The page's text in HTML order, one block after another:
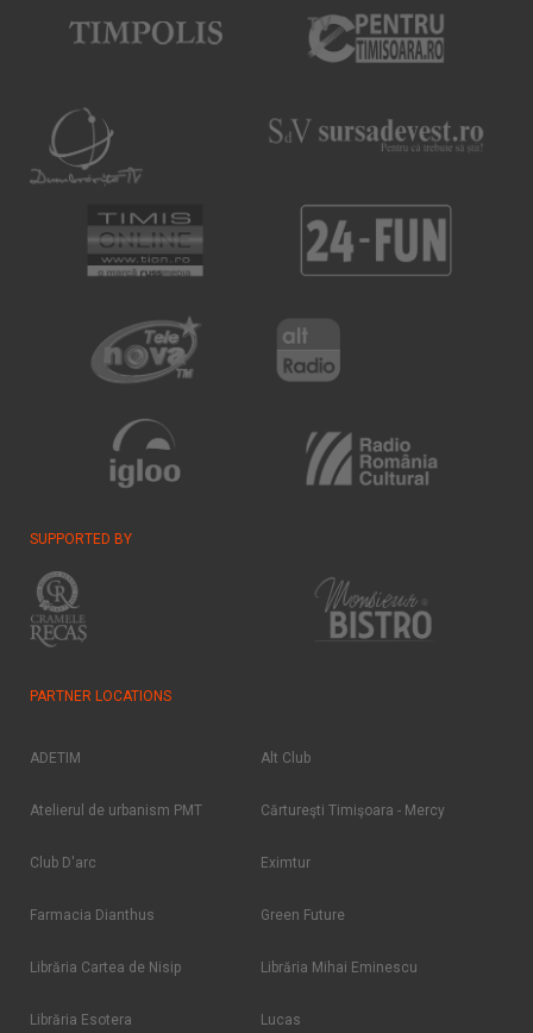
SUPPORTED BY
PARTNER LOCATIONS
ADETIM Alt Club
Atelierul de urbanism PMT Cărtureşti Timişoara - Mercy
Club D'arc Eximtur
Farmacia Dianthus Green Future
Librăria Cartea de Nisip Librăria Mihai Eminescu
Librăria Esotera Lucas